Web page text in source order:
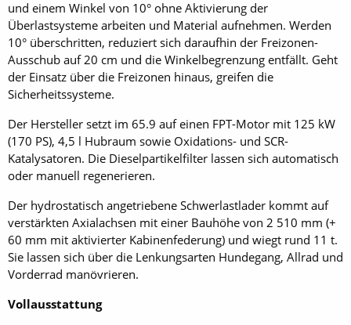
und einem Winkel von 10° ohne Aktivierung der
Überlastsysteme arbeiten und Material aufnehmen. Werden
10° überschritten, reduziert sich daraufhin der Freizonen-
Ausschub auf 20 cm und die Winkelbegrenzung entfällt. Geht
der Einsatz über die Freizonen hinaus, greifen die
Sicherheitssysteme.
Der Hersteller setzt im 65.9 auf einen FPT-Motor mit 125 kW
(170 PS), 4,5 l Hubraum sowie Oxidations- und SCR-
Katalysatoren. Die Dieselpartikelfilter lassen sich automatisch
oder manuell regenerieren.
Der hydrostatisch angetriebene Schwerlastlader kommt auf
verstärkten Axialachsen mit einer Bauhöhe von 2 510 mm (+
60 mm mit aktivierter Kabinenfederung) und wiegt rund 11 t.
Sie lassen sich über die Lenkungsarten Hundegang, Allrad und
Vorderrad manövrieren.
Vollausstattung